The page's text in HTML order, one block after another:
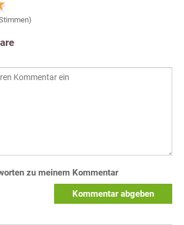
zu meinem Kommentar
Kommentar abgeben